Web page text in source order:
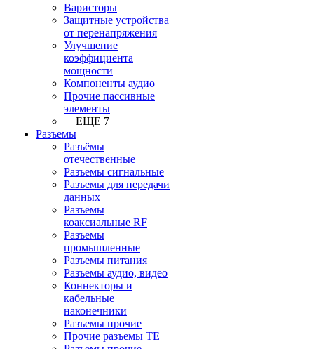
Варисторы
Защитные устройства
от перенапряжения
Улучшение
коэффициента
мощности
Компоненты аудио
Прочие пассивные
элементы
+ ЕЩЕ 7
Разъeмы
Разъёмы
отечественные
Разъeмы сигнальные
Разъeмы для передачи
данных
Разъeмы
коаксиальные RF
Разъeмы
промышленные
Разъeмы питания
Разъeмы аудио, видео
Коннекторы и
кабельные
наконечники
Разъeмы прочие
Прочие разъемы TE